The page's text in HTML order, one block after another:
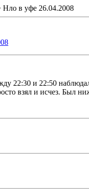
Нло в уфе 26.04.2008
22:30 и 22:50
взял и исчез. Был